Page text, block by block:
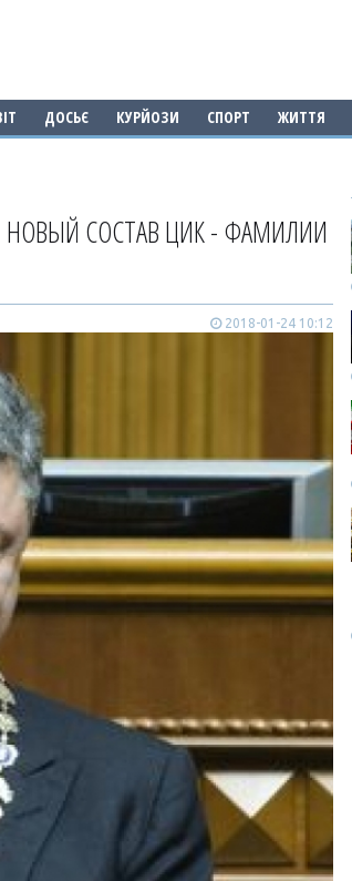
ДОСЬЄ КУРЙОЗИ СПОРТ ЖИТТЯ
СОСТАВ ЦИК - ФАМИЛИИ
2018-01-24 10:12